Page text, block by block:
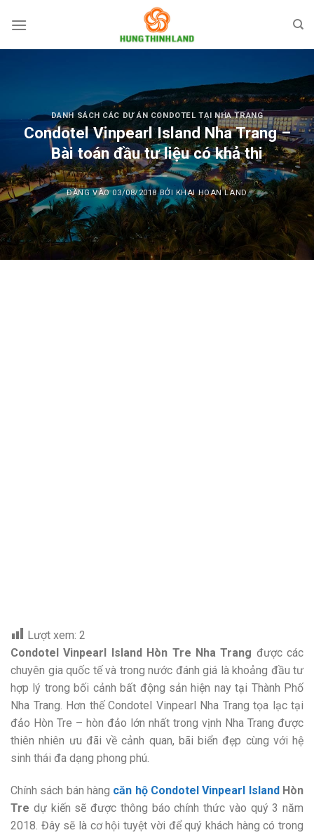
qua
DANH SÁCH CÁC DỰ ÁN CONDOTEL TẠI NHA TRANG
Condotel Vinpearl Island Nha Trang –
Bài toán đầu tư liệu có khả thi
ĐĂNG VÀO03/08/2018 BỞI KHAI HOAN LAND
Lượt xem: 2
Condotel Vinpearl Island Hòn Tre Nha Trang được các
chuyên gia quốc tế và trong nước đánh giá là khoảng đầu tư
hợp lý trong bối cảnh bất động sản hiện nay tại Thành Phố
Nha Trang. Hơn thế Condotel Vinpearl Nha Trang tọa lạc tại
đảo Hòn Tre – hòn đảo lớn nhất trong vịnh Nha Trang được
thiên nhiên ưu đãi về cảnh quan, bãi biển đẹp cùng với hệ
sinh thái đa dạng phong phú.
Chính sách bán hàng căn hộ Condotel Vinpearl IslandHòn
Tre dự kiến sẽ được thông báo chính thức vào quý 3 năm
2018. Đây sẽ là cơ hội tuyệt vời để quý khách hàng có trong